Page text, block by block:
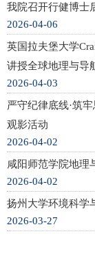
我院召开行健博士
2026-04-06
英国拉夫堡大学
讲授全球地理与导
2026-04-03
严守纪律底线·筑
观影活动
2026-04-02
咸阳师范学院地理
2026-04-02
扬州大学环境科学
2026-03-27